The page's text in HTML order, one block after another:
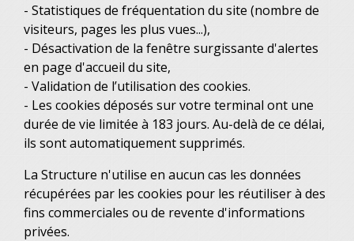
- Statistiques de fréquentation du site (nombre de
visiteurs, pages les plus vues...),
- Désactivation de la fenêtre surgissante d'alertes
en page d'accueil du site,
- Validation de l’utilisation des cookies.
- Les cookies déposés sur votre terminal ont une
durée de vie limitée à 183 jours. Au-delà de ce délai,
ils sont automatiquement supprimés.
La Structure n'utilise en aucun cas les données
récupérées par les cookies pour les réutiliser à des
fins commerciales ou de revente d'informations
privées.